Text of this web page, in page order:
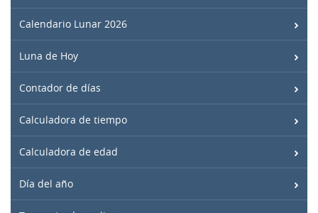
Calendario Lunar 2026
Luna de Hoy
Contador de días
Calculadora de tiempo
Calculadora de edad
Día del año